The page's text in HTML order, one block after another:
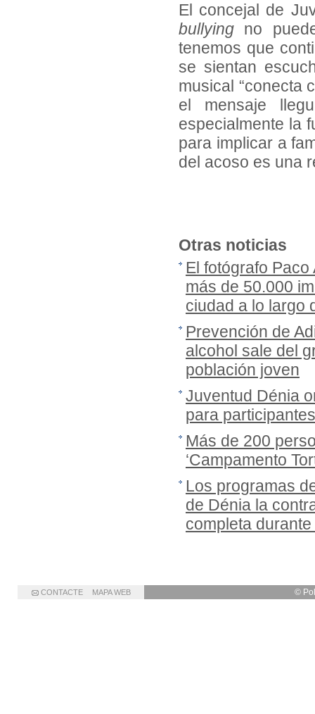
El concejal de
bullying no
tenemos que
se sientan
musical “conecta
el mensaje
especialmente la
para implicar a
del acoso es una
Otras noticias
El fotógrafo
más de 50.000
ciudad a lo largo
Prevención de
alcohol sale del
población joven
Juventud Dénia
para
Más de 200
‘Campamento
Los programas
de Dénia la
completa
©
CONTACTE MAPA WEB